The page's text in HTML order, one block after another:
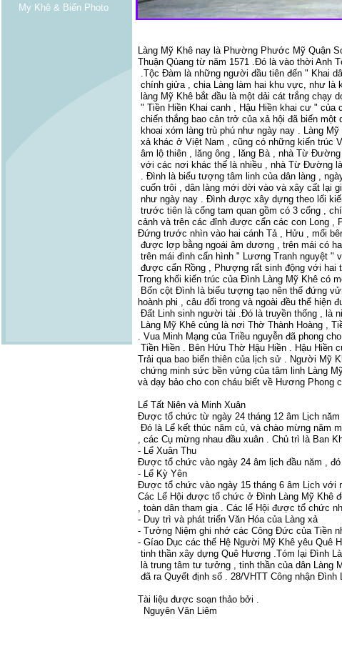
My Khê & Biển Photo
Làng Mỹ Khê nay là Phường Phước Mỹ Quận
Thuận Qủang từ năm 1571 .Đó là vào thời Anh
.Tộc Đàm là những người đầu tiên đến " Khai
chính giửa , chia Làng làm hai khu vực, như là
làng Mỹ Khê bắt đầu là một dải cát trắng
" Tiền Hiền Khai canh , Hậu Hiền khai cư " của
chiến thắng bao cản trở của xả hội đã biến
khoai xóm làng trù phú như ngày nay . Làng
xả khác ở Việt Nam , cũng có những kiến trúc
âm lộ thiên , lăng ông , lăng Bà , nhà Từ
với các nơi khác thế là nhiều , nhà Từ Đường
. Đình là biểu tượng tâm linh của dân làng ,
cuốn trôi , dân làng mới dời vào và xây cất lại
như ngày nay . Đình được xây dựng theo lối
trước tiên là cổng tam quan gồm có 3 cổng ,
cảnh và trên các đỉnh được cẩn các con Long ,
Đứng trước nhìn vào hai cánh Tả , Hửu , mổi
được lợp bằng ngoái âm dương , trên mái có
trên mái đình cẩn hình " Lương Tranh nguyệt
được cẩn Rồng , Phượng rất sinh động với hai
Trong khối kiến trúc của Đình Làng Mỹ Khê có
Bốn cột Đình là biểu tượng tạo nên thế đứng
hoành phi , câu đối trong và ngoài đều thể hiện
Đất Linh sinh người tài .Đó là truyền thống , là
Làng Mỹ Khê củng là nơi Thờ Thành Hoàng ,
. Vua Minh Mạng của Triều nguyễn đã phong
Tiền Hiền . Bên Hửu Thờ Hậu Hiền . Hậu Hiền
Trải qua bao biến thiên của lịch sử . Người Mỹ
chứng minh sức bền vửng của tâm linh Làng
và dạy bảo cho con cháu biết về Hương
​Lể Tất Niên và Minh Xuân
Được tổ chức từ ngày 24 tháng 12 âm Lịch
Đó là Lể kết thúc năm củ, và chào mừng năm
, các Cụ mừng nhau đầu xuân . Chủ trì là Ban
- Lể Xuân Thu
Được tổ chức vào ngày 24 âm lịch đầu năm , đó
- Lể Kỳ Yên
Được tổ chức vào ngày 15 tháng 6 âm Lịch với
Các Lể Hội được tổ chức ở Đình Làng Mỹ Khê
, toàn dân tham gia . Các lể Hội được tổ chức
- Duy trì và phát triển Văn Hóa của Làng xả
- Tưởng Niệm ghi nhớ các Công Đức của Tiền
- Gíao Dục các thế Hệ Người Mỹ Khê yêu Quê
tinh thần xây dựng Quê Hương .Tóm lại Đình
là trung tâm tư tưởng , tinh thần của dân Làng
đã ra Quyết định số . 28/VHTT Công nhận
Tài liệu được soạn thảo bởi .
Nguyên Văn Liêm